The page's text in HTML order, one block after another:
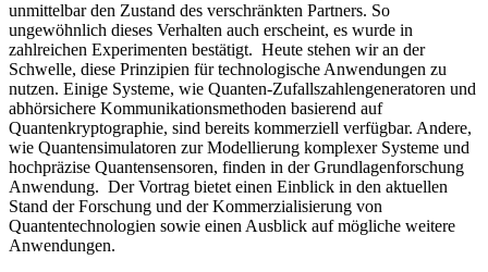
unmittelbar den Zustand des verschränkten Partners. So
ungewöhnlich dieses Verhalten auch erscheint, es wurde in
zahlreichen Experimenten bestätigt. ​ Heute stehen wir an der
Schwelle, diese Prinzipien für technologische Anwendungen zu
nutzen. Einige Systeme, wie Quanten-Zufallszahlengeneratoren und
abhörsichere Kommunikationsmethoden basierend auf
Quantenkryptographie, sind bereits kommerziell verfügbar. Andere,
wie Quantensimulatoren zur Modellierung komplexer Systeme und
hochpräzise Quantensensoren, finden in der Grundlagenforschung
Anwendung. ​ Der Vortrag bietet einen Einblick in den aktuellen
Stand der Forschung und der Kommerzialisierung von
Quantentechnologien sowie einen Ausblick auf mögliche weitere
Anwendungen. ​